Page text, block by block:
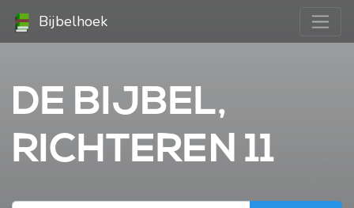
Bijbelhoek
DE BIJBEL,
RICHTEREN 11